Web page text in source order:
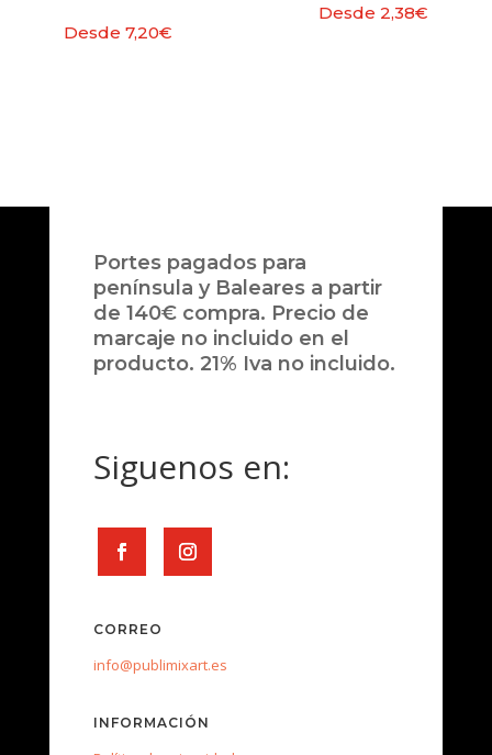
Desde7,20€
Desde2,38€
Portes pagados para
península y Baleares a partir
de 140€ compra. Precio de
marcaje no incluido en el
producto. 21% Iva no incluido.
Siguenos en:
CORREO
info@publimixart.es
INFORMACIÓN